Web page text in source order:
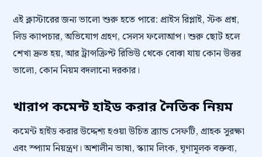
এই ক্লাস্টারের জন্য ভালো শুরু হতে পারে: প্রাইস রিপ্লাই, স্টক প্রশ্ন,
লিড ক্যাপচার, অভিযোগ গ্রহণ, সেলস ফলোআপ। শুরু ছোট হলে
শেখা দ্রুত হয়, আর ট্রান্সক্রিপ্ট রিভিউ থেকে বোঝা যায় কোন উত্তর
ভালো, কোন নিয়ম বদলানো দরকার।
খারাপ কমেন্ট হাইড করার নৈতিক নিয়ম
কমেন্ট হাইড করার উদ্দেশ্য হওয়া উচিত ব্র্যান্ড সেফটি, গ্রাহক সুরক্ষা
এবং স্প্যাম নিয়ন্ত্রণ। অশালীন ভাষা, স্ক্যাম লিংক, ঘৃণামূলক বক্তব্য,